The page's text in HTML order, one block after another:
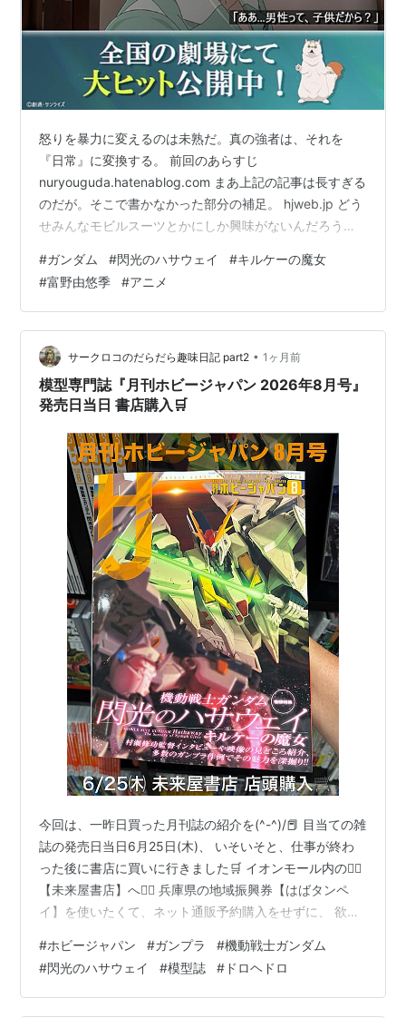
怒りを暴力に変えるのは未熟だ。真の強者は、それを
『日常』に変換する。 前回のあらすじ
nuryouguda.hatenablog.com まあ上記の記事は長すぎる
のだが。そこで書かなかった部分の補足。 hjweb.jp どう
せみんなモビルスーツとかにしか興味がないんだろうけ
も劇場版アニメの視聴者もメイス・フラゥワーにギギが
みだらなことを言ってビンタされたというショッキング
な場面ばかり注目しているし、それは仕方ないんだけど
な。 インパクトはある場面なので。 ただ、やっぱり平成
元年の小説と令和のアニメは女性の働き方が違ってる。
それが端的に表れ…
#ガンダム #閃光のハサウェイ #キルケーの魔女
#富野由悠季 #アニメ
サークロコのだらだら趣味日記 part2 • 1ヶ月前
模型専門誌『月刊ホビージャパン 2026年8月号』
発売日当日 書店購入🛒
今回は、一昨日買った月刊誌の紹介を(^-^)/📕 目当ての雑
誌の発売日当日6月25日(木)、 いそいそと、仕事が終わ
った後に書店に買いに行きました🛒 イオンモール内の👇🏻
【未来屋書店】へ🏃‍♂️ 兵庫県の地域振興券【はばタンペ
イ】を使いたくて、ネット通販予約購入をせずに、 欲し
が買えたんですよ。期間が有るので優先に振興券を使い
たいわけです✌(￣ー￣)ﾆﾔﾘ 有った！👀 「買ってみせろ
よ、マフティー‼️🛒」 定価購入：1,485円(税込) まあまあ
#ホビージャパン #ガンプラ #機動戦士ガンダム
#閃光のハサウェイ #模型誌 # ドロヘドロ